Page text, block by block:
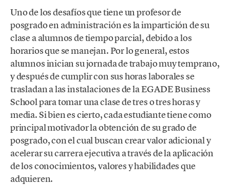
Uno de los desafíos que tiene un profesor de
posgrado en administración es la impartición de su
clase a alumnos de tiempo parcial, debido a los
horarios que se manejan. Por lo general, estos
alumnos inician su jornada de trabajo muy temprano,
y después de cumplir con sus horas laborales se
trasladan a las instalaciones de la EGADE Business
School para tomar una clase de tres o tres horas y
media. Si bien es cierto, cada estudiante tiene como
principal motivador la obtención de su grado de
posgrado, con el cual buscan crear valor adicional y
acelerar su carrera ejecutiva a través de la aplicación
de los conocimientos, valores y habilidades que
adquieren.